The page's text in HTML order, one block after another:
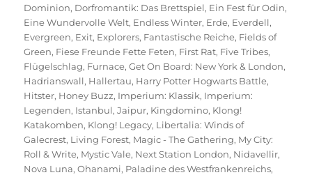
Dominion, Dorfromantik: Das Brettspiel, Ein Fest für Odin,
Eine Wundervolle Welt, Endless Winter, Erde, Everdell,
Evergreen, Exit, Explorers, Fantastische Reiche, Fields of
Green, Fiese Freunde Fette Feten, First Rat, Five Tribes,
Flügelschlag, Furnace,Get On Board: New York & London,
Hadrianswall, Hallertau, Harry Potter Hogwarts Battle,
Hitster, Honey Buzz, Imperium: Klassik, Imperium:
Legenden, Istanbul,Jaipur, Kingdomino, Klong!
Katakomben, Klong! Legacy, Libertalia: Winds of
Galecrest, Living Forest, Magic - The Gathering, My City:
Roll & Write, Mystic Vale, Next Station London, Nidavellir,
Nova Luna,Ohanami, Paladine des Westfrankenreichs,